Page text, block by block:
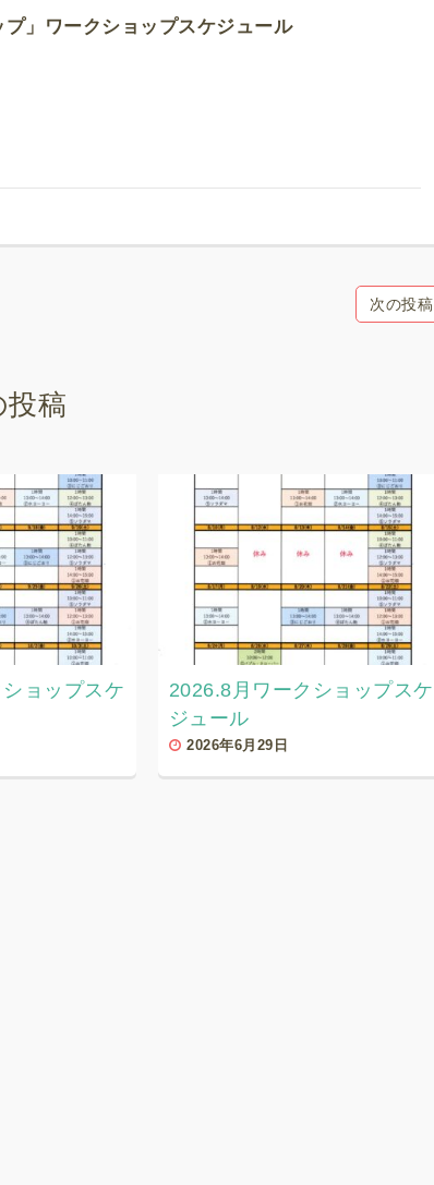
」ワークショップスケジュール
次の投稿
投稿
ョップスケ
2026.8月ワークショップスケ
ジュール
2026年6月29日